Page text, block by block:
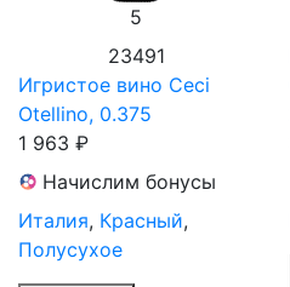
5
23491
Игристое вино Ceci
Otellino, 0.375
1 963 ₽
Начислим бонусы
Италия, Красный,
Полусухое